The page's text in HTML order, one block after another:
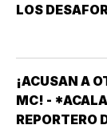
LOS
¡ACUSAN A
MC! -
REPORTERO